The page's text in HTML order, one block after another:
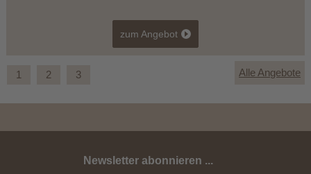
"Ganz nah am Himmel"
zum Angebot
1 2 3 Alle Angebote
Newsletter abonnieren ...